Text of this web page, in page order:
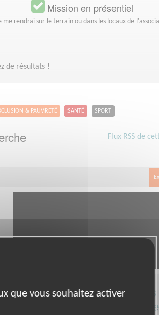
Mission en présentiel
me rendrai sur le terrain ou dans les locaux de
de résultats !
& PAUVRETÉ SANTÉ SPORT
Flux RSS de
nous à collecter des
l’entrepreneuriat solidaire à
que vous souhaitez activer